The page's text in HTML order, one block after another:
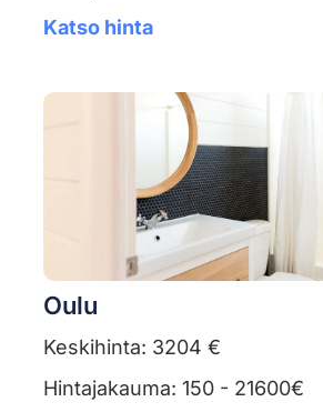
Katso hinta
Oulu
Keskihinta: 3204 €
Hintajakauma: 150 - 21600€